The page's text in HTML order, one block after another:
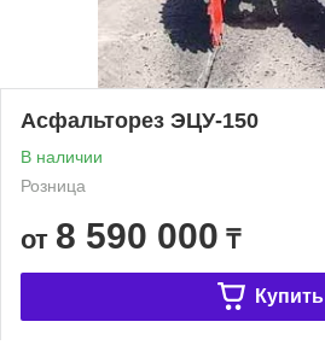
Асфальторез ЭЦУ-150
В наличии
Розница
от 8 590 000 ₸
Купить